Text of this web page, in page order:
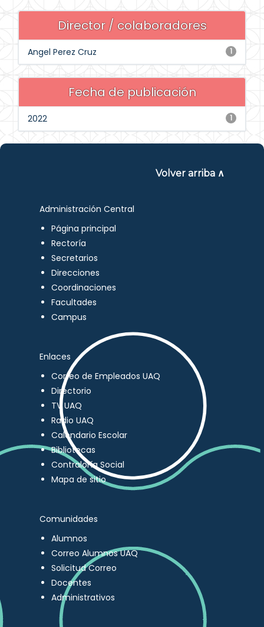
Director / colaboradores
1
Angel Perez Cruz
Fecha de publicación
1
2022
Volver arriba ∧
Administración Central
Página principal
Rectoría
Secretarios
Direcciones
Coordinaciones
Facultades
Campus
Enlaces
Correo de Empleados UAQ
Directorio
TV UAQ
Radio UAQ
Calendario Escolar
Bibliotecas
Contraloría Social
Mapa de sitio
Comunidades
Alumnos
Correo Alumnos UAQ
Solicitud Correo
Docentes
Administrativos